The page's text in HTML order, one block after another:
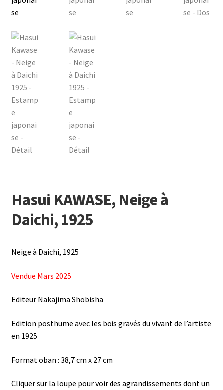
Hasui KAWASE, Neige à
Daichi, 1925
Neige à Daichi, 1925
Vendue Mars 2025
Editeur Nakajima Shobisha
Edition posthume avec les bois gravés du vivant de l’artiste
en 1925
Format oban : 38,7 cm x 27 cm
Cliquer sur la loupe pour voir des agrandissements dont un